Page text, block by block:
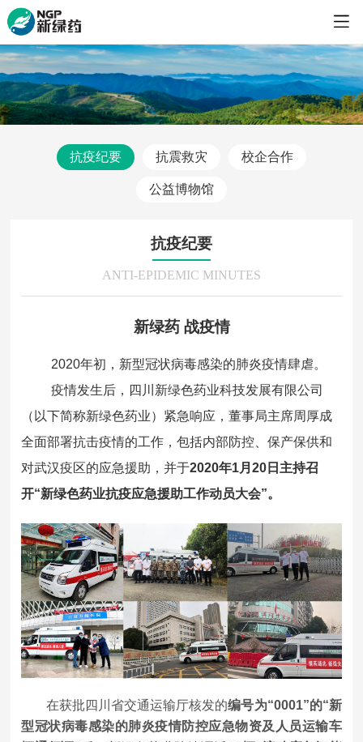
抗疫纪要 抗震救灾 校企合作
公益博物馆
抗疫纪要
ANTI-EPIDEMIC MINUTES
​新绿药 战疫情
2020年初，新型冠状病毒感染的肺炎疫情肆虐。
疫情发生后，四川新绿色药业科技发展有限公司
（以下简称新绿色药业）紧急响应，董事局主席周厚成
全面部署抗击疫情的工作，包括内部防控、保产保供和
对武汉疫区的应急援助，并于2020年1月20日主持召
开“新绿色药业抗疫应急援助工作动员大会”。
在获批四川省交通运输厅核发的编号为“0001”的“新
型冠状病毒感染的肺炎疫情防控应急物资及人员运输车